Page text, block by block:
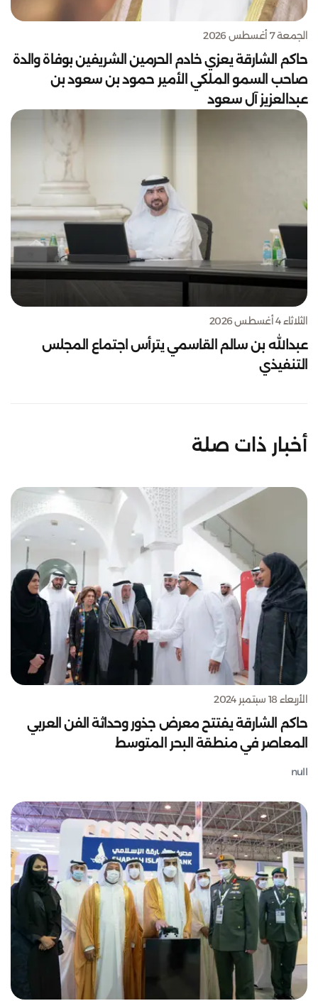
الجمعة 7 أغسطس 2026
حاكم الشارقة يعزي خادم الحرمين الشريفين بوفاة والدة
صاحب السمو الملكي الأمير حمود بن سعود بن
عبدالعزيز آل سعود
الثلاثاء 4 أغسطس 2026
عبدالله بن سالم القاسمي يترأس اجتماع المجلس
التنفيذي
أخبار ذات صلة
الأربعاء 18 سبتمبر 2024
حاكم الشارقة يفتتح معرض جذور وحداثة الفن العربي
المعاصر في منطقة البحر المتوسط
null